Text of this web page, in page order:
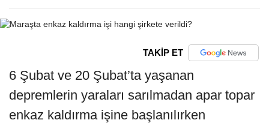
TAKİP ET
6 Şubat ve 20 Şubat’ta yaşanan
depremlerin yaraları sarılmadan apar topar
enkaz kaldırma işine başlanılırken